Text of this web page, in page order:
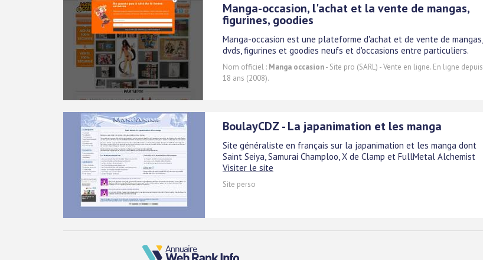
Manga-occasion, l'achat et la vente de mangas,
figurines, goodies
Manga-occasion est une plateforme d'achat et de vente de mangas,
dvds, figurines et goodies neufs et d'occasions entre particuliers.
Nom officiel : Manga occasion- Site pro (SARL) - Vente en ligne. En ligne depuis
18 ans (2008).
BoulayCDZ - La japanimation et les manga
Site généraliste en français sur la japanimation et les manga dont
Saint Seiya, Samurai Champloo, X de Clamp et FullMetal Alchemist
Visiter le site
Site perso